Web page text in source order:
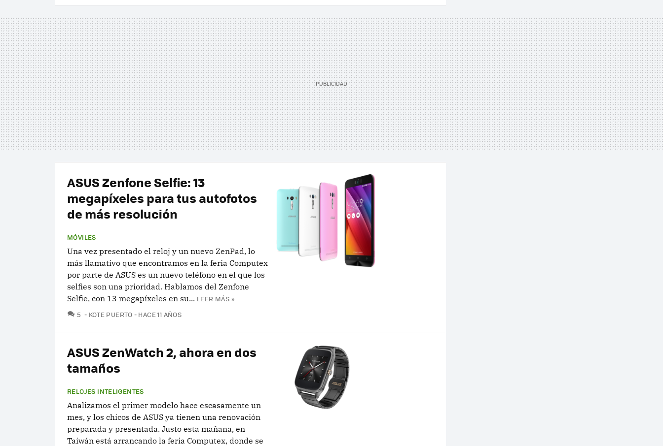
ASUS Zenfone Selfie: 13
megapíxeles para tus autofotos
de más resolución
MÓVILES
Una vez presentado el reloj y un nuevo ZenPad, lo
más llamativo que encontramos en la feria Computex
por parte de ASUS es un nuevo teléfono en el que los
selfies son una prioridad. Hablamos del Zenfone
Selfie, con 13 megapíxeles en su... LEER MÁS »
5 COMENTARIOS
KOTE PUERTO HACE 11 AÑOS
ASUS ZenWatch 2, ahora en dos
tamaños
RELOJES INTELIGENTES
Analizamos el primer modelo hace escasamente un
mes, y los chicos de ASUS ya tienen una renovación
preparada y presentada. Justo esta mañana, en
Taiwán está arrancando la feria Computex, donde se